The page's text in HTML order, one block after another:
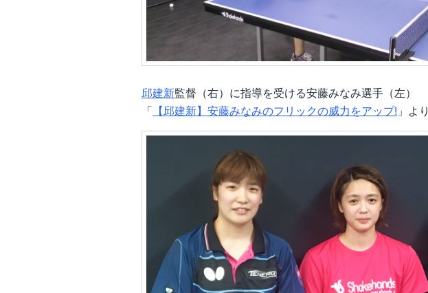
邱建新監督（右）に指導を受ける安藤みなみ選手（左）
「 【邱建新】安藤みなみのフリックの威力をアップ! 」より